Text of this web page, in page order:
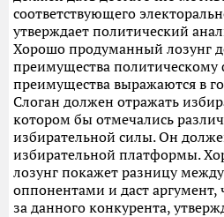
соответствующего
утверждает политический
Хорошо продуманный лозунг
преимущества
преимущества выражаются в
Слоган должен отражать
котором бы отмечались
избирательной силы. Он
избирательной платформы.
лозунг покажет разницу
оппонентами и даст
за данного конкурента,